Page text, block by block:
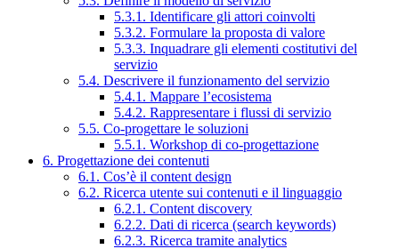
5.3.1. Identificare gli attori coinvolti
5.3.2. Formulare la proposta di valore
5.3.3. Inquadrare gli elementi costitutivi del
servizio
5.4. Descrivere il funzionamento del servizio
5.4.1. Mappare l’ecosistema
5.4.2. Rappresentare i flussi di servizio
5.5. Co-progettare le soluzioni
5.5.1. Workshop di co-progettazione
6. Progettazione dei contenuti
6.1. Cos’è il content design
6.2. Ricerca utente sui contenuti e il linguaggio
6.2.1. Content discovery
6.2.2. Dati di ricerca (search keywords)
6.2.3. Ricerca tramite analytics